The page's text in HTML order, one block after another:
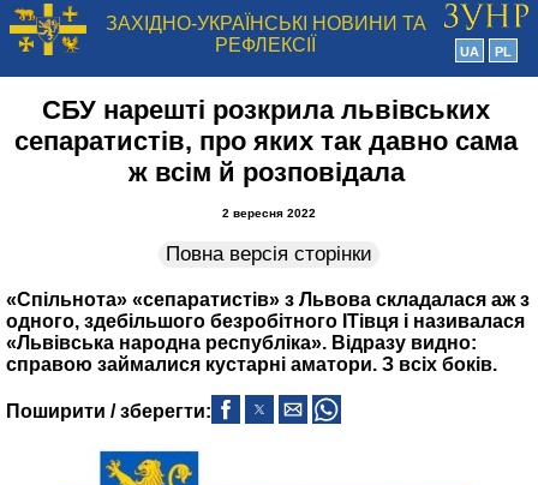
ЗАХІДНО-УКРАЇНСЬКІ НОВИНИ ТА
РЕФЛЕКСІЇ
UA PL
СБУ нарешті розкрила львівських
сепаратистів, про яких так давно сама
ж всім й розповідала
2 вересня 2022
Повна версія сторінки
«Спільнота» «сепаратистів» з Львова складалася аж з
одного, здебільшого безробітного ІТівця і називалася
«Львівська народна республіка». Відразу видно:
справою займалися кустарні аматори. З всіх боків.
Поширити / зберегти: